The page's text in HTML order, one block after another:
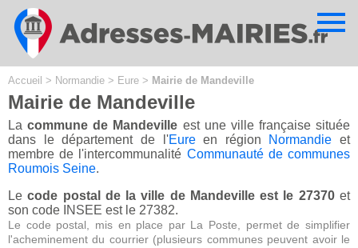
Accueil > Normandie > Eure > Mairie de Mandeville
Mairie de Mandeville
Lacommune de Mandeville est une ville française située
dans le département de l'Eureen région Normandie et
membre de l'intercommunalité Communauté de communes
Roumois Seine.
Lecode postal de la ville de Mandeville est le 27370et
son code INSEE est le 27382.
Le code postal, mis en place par La Poste, permet de simplifier
l'acheminement du courrier (plusieurs communes peuvent avoir le
Cookies management panel